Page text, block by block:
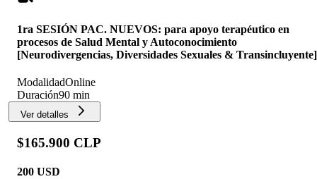
1ra SESIÓN PAC. NUEVOS: para apoyo terapéutico en
procesos de Salud Mental y Autoconocimiento
[Neurodivergencias, Diversidades Sexuales & Transincluyente]
ModalidadOnline
Duración90 min
Ver detalles
$165.900 CLP
200 USD